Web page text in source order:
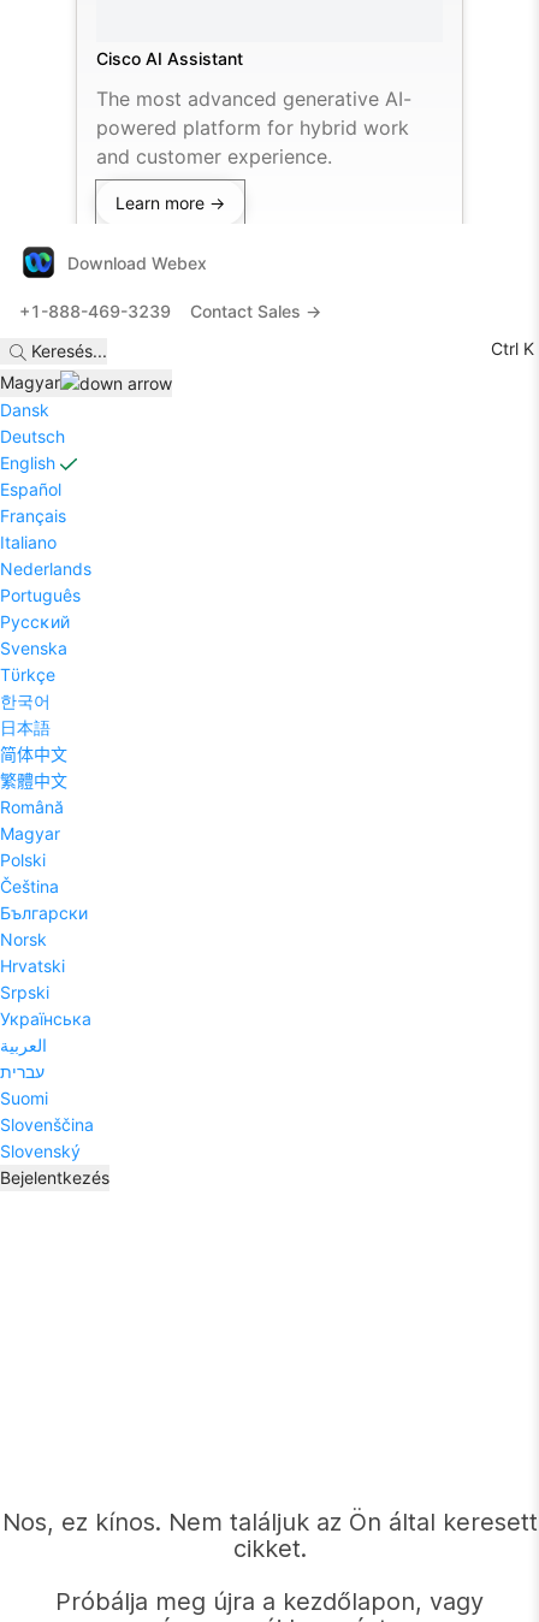
Cisco AI Assistant
The most advanced generative AI-
powered platform for hybrid work
and customer experience.
Learn more →
Download Webex
+1-888-469-3239
Contact Sales →
Keresés...
Ctrl K
Magyar
Dansk
Deutsch
English
Español
Français
Italiano
Nederlands
Português
Pyccĸий
Svenska
Tϋrkçe
한국어
日本語
简体中文
繁體中文
Română
Magyar
Polski
Čeština
Български
Norsk
Hrvatski
Srpski
Українська
العربية
עברית
Suomi
Slovenščina
Slovenský
Bejelentkezés
Nos, ez kínos. Nem találjuk az Ön által keresett
cikket.
Próbálja meg újra a kezdőlapon, vagy